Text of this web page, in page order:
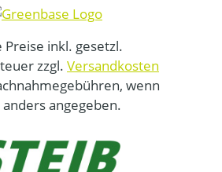
Preise inkl. gesetzl.
zzgl. Versandkosten
wenn
angegeben.